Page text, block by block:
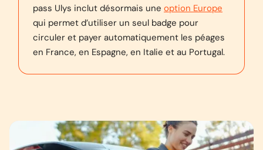
pass Ulys inclut désormais une option Europe
qui permet d’utiliser un seul badge pour
circuler et payer automatiquement les péages
en France, en Espagne, en Italie et au Portugal.